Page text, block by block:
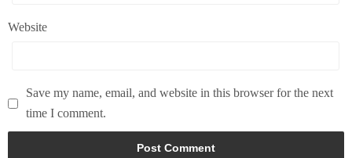
Website
Save my name, email, and website in this browser for the next
time I comment.